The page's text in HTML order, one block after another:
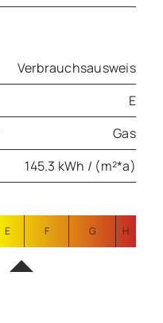
Verbrauchsausweis
E
Gas
145.3 kWh / (m²*a)
E F G H